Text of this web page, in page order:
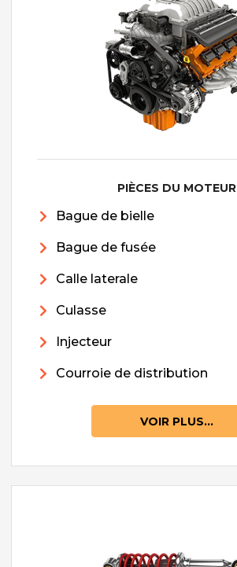
PIÈCES DU MOTEUR
Bague de bielle
Bague de fusée
Calle laterale
Culasse
Injecteur
Courroie de distribution
VOIR PLUS...